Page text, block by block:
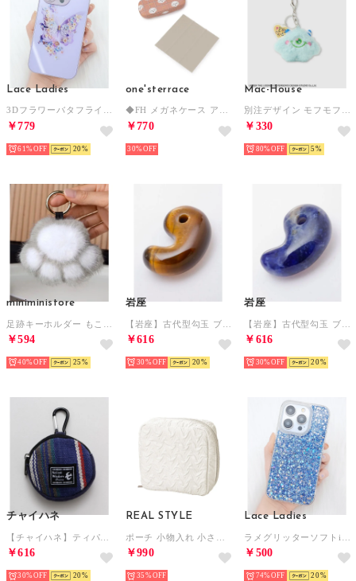
Lace Ladies
￥779
61% 20
one'sterrace
￥770
30%
Mac-House
￥330
80% 5
miniministore
￥594
40% 25
岩座
￥616
30% 20
岩座
￥616
30% 20
チャイハネ
￥616
30% 20
REAL STYLE
￥990
35%
Lace Ladies
￥500
74% 20